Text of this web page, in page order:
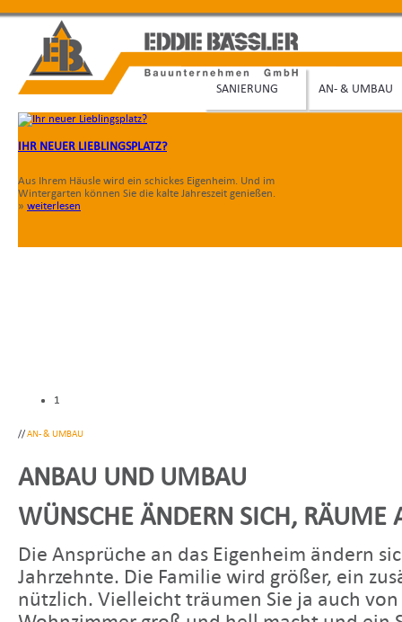
SANIERUNG AN- & UMBAU
IHR NEUER LIEBLINGSPLATZ?
Aus Ihrem Häusle wird ein schickes Eigenheim. Und im
Wintergarten können Sie die kalte Jahreszeit genießen.
» weiterlesen
1
1
//AN- & UMBAU
ANBAU UND UMBAU
WÜNSCHE ÄNDERN SICH, RÄUME
Die Ansprüche an das Eigenheim ändern
Jahrzehnte. Die Familie wird größer, ein
nützlich. Vielleicht träumen Sie ja auch